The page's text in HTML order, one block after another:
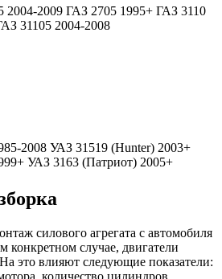
силового агрегата с автомобиля
конкретном случае, двигатели
это влияют следующие показатели:
количество цилиндров,
кузова, тип коробки передач и
силовой агрегат с Жигулей или
грузовика намного легче, чем с
В них имеется меньше электронных
проводиться достаточно легко и
ЯМЗ-236 и ЯМЗ-238
за 10-12 часов, а их
более чем 36 часов. Та же
который может занимать у
иностранного производства от